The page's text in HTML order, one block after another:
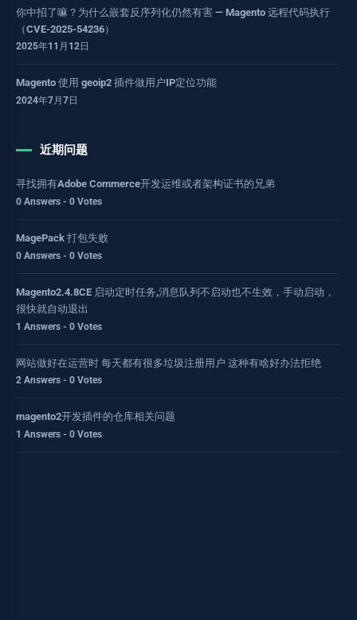
你中招了嘛？为什么嵌套反序列化仍然有害 — Magento 远程代码执行
（CVE-2025-54236）
2025年11月12日
Magento 使用 geoip2 插件做用户IP定位功能
2024年7月7日
近期问题
寻找拥有Adobe Commerce开发运维或者架构证书的兄弟
0 Answers - 0 Votes
MagePack 打包失败
0 Answers - 0 Votes
Magento2.4.8CE 启动定时任务,消息队列不启动也不生效，手动启动，
很快就自动退出
1 Answers - 0 Votes
网站做好在运营时 每天都有很多垃圾注册用户 这种有啥好办法拒绝
2 Answers - 0 Votes
magento2开发插件的仓库相关问题
1 Answers - 0 Votes